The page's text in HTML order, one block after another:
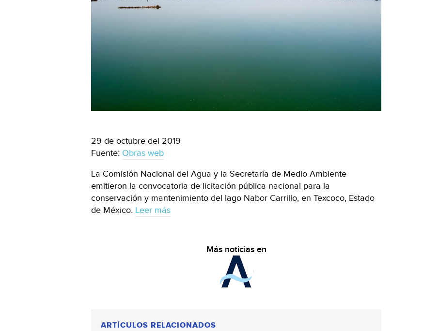
29 de octubre del 2019
Fuente: Obras web
La Comisión Nacional del Agua y la Secretaría de Medio Ambiente
emitieron la convocatoria de licitación pública nacional para la
conservación y mantenimiento del lago Nabor Carrillo, en Texcoco, Estado
de México. Leer más
Más noticias en
ARTÍCULOS RELACIONADOS